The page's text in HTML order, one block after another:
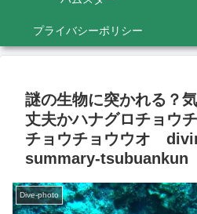
プライバシーポリシー
謎の生物に突かれる？
丈夫かハナグロチョウ
チョウチョウウオ
summary-tsubuankun
Dive-photo